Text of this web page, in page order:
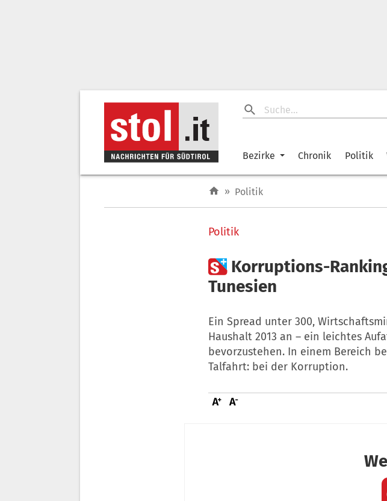
Bezirke Chronik Politik
» Politik
Politik
 Korruptions-
Tunesien
Ein Spread unter 300,
Haushalt 2013 an – ein leichtes
bevorzustehen. In einem Bereich
Talfahrt: bei der Korruption.